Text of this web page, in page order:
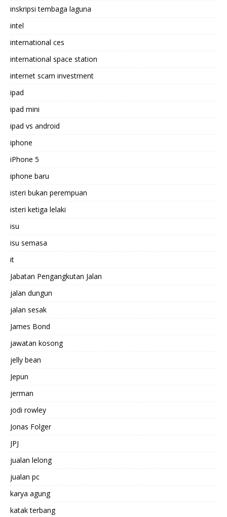
inskripsi tembaga laguna
intel
international ces
international space station
internet scam investment
ipad
ipad mini
ipad vs android
iphone
iPhone 5
iphone baru
isteri bukan perempuan
isteri ketiga lelaki
isu
isu semasa
it
Jabatan Pengangkutan Jalan
jalan dungun
jalan sesak
James Bond
jawatan kosong
jelly bean
Jepun
jerman
jodi rowley
Jonas Folger
JPJ
jualan lelong
jualan pc
karya agung
katak terbang